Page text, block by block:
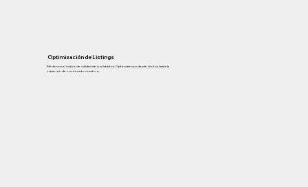
Optimización de Listings
Medimos el índice de calidad de tus listados: Optimizamos desde títulos hasta la
creación de contenido creativo.